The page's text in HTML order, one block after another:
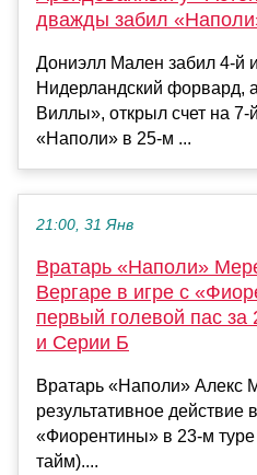
дважды забил
Дониэлл Мален забил 4-й
Нидерландский форвард,
Виллы», открыл счет на 7-
«Наполи» в 25-м ...
21:00, 31 Янв
Вратарь «Наполи»
Вергаре в игре с
первый голевой пас
и Серии Б
Вратарь «Наполи» Алекс
результативное действие
«Фиорентины» в 23-м
тайм)....